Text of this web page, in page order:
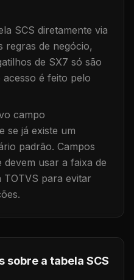
SCS diretamente via
regras de negócio,
de SX7 só são
é feito pelo
campo
se já existe um
padrão. Campos
usar a faixa de
para evitar
sobre a tabela SCS